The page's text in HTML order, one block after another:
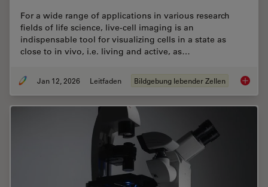
For a wide range of applications in various research
fields of life science, live-cell imaging is an
indispensable tool for visualizing cells in a state as
close to in vivo, i.e. living and active, as…
Jan 12, 2026 Leitfaden Bildgebung lebender Zellen Guide